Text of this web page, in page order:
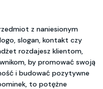
z naniesionym
slogan, kontakt czy
rozdajesz klientom,
by promować swoją
i budować pozytywne
to potężne